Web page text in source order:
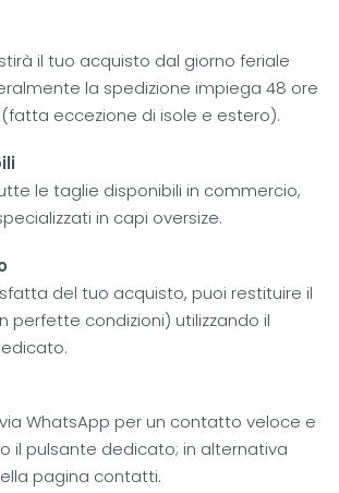
il tuo acquisto dal giorno feriale
la spedizione impiega 48 ore
eccezione di isole e estero).
le taglie disponibili in commercio,
in capi oversize.
del tuo acquisto, puoi restituire il
perfette condizioni) utilizzando il
WhatsApp per un contatto veloce e
il pulsante dedicato; in alternativa
pagina contatti.